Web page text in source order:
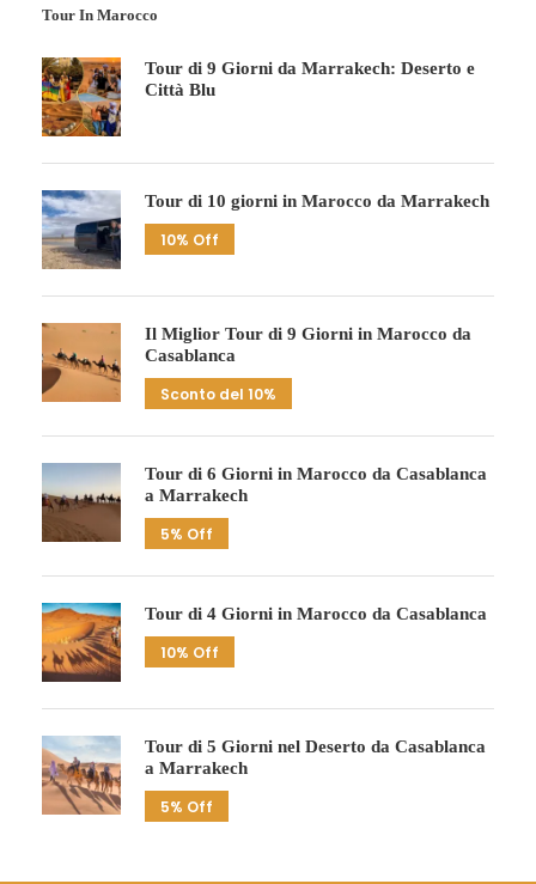
Tour In Marocco
Tour di 9 Giorni da Marrakech: Deserto e
Città Blu
Tour di 10 giorni in Marocco da Marrakech
10% Off
Il Miglior Tour di 9 Giorni in Marocco da
Casablanca
Sconto del 10%
Tour di 6 Giorni in Marocco da Casablanca
a Marrakech
5% Off
Tour di 4 Giorni in Marocco da Casablanca
10% Off
Tour di 5 Giorni nel Deserto da Casablanca
a Marrakech
5% Off